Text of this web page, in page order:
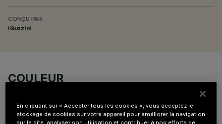
CONÇU PAR
iGuzzini
COULEUR
En cliquant sur « Accepter tous les cookies », vous acceptez le
stockage de cookies sur votre appareil pour améliorer la navigation
sur le site, analyser son utilisation et contribuer à nos efforts de